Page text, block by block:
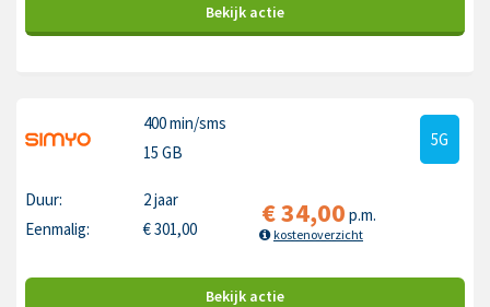
Bekijk actie
400 min/sms
15 GB
5G
Duur:
2 jaar
Eenmalig:
€301,00 €34,00 p.m.
kostenoverzicht
Bekijk actie